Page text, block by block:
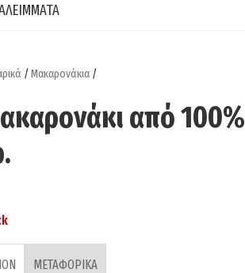
/ Μακαρονάκια /
από
ΜΕΤΑΦΟΡΙΚΑ